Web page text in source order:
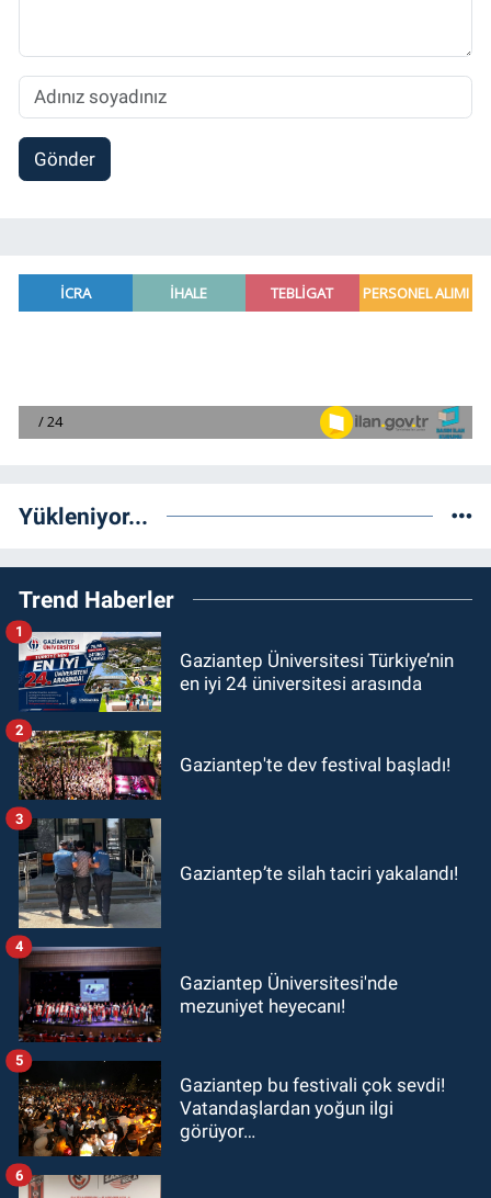
Gönder
Yükleniyor...
Trend Haberler
Gaziantep Üniversitesi Türkiye’nin
en iyi 24 üniversitesi arasında
1
Gaziantep'te dev festival başladı!
2
Gaziantep’te silah taciri yakalandı!
3
Gaziantep Üniversitesi'nde
mezuniyet heyecanı!
4
Gaziantep bu festivali çok sevdi!
Vatandaşlardan yoğun ilgi
görüyor…
5
6